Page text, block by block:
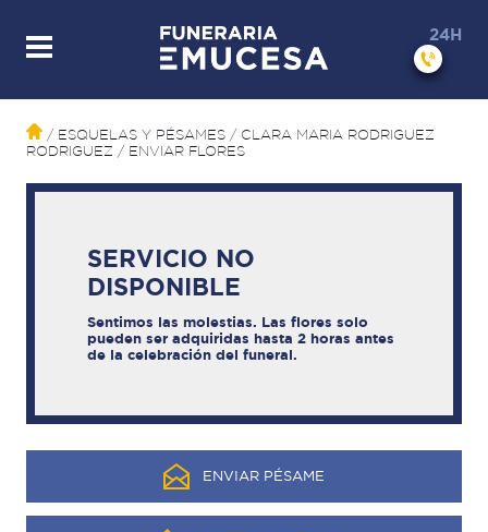
24H
/ ESQUELAS Y PÉSAMES / CLARA MARIA RODRIGUEZ
RODRIGUEZ / ENVIAR FLORES
SERVICIO NO
DISPONIBLE
Sentimos las molestias. Las flores solo
pueden ser adquiridas hasta 2 horas antes
de la celebración del funeral.
ENVIAR PÉSAME